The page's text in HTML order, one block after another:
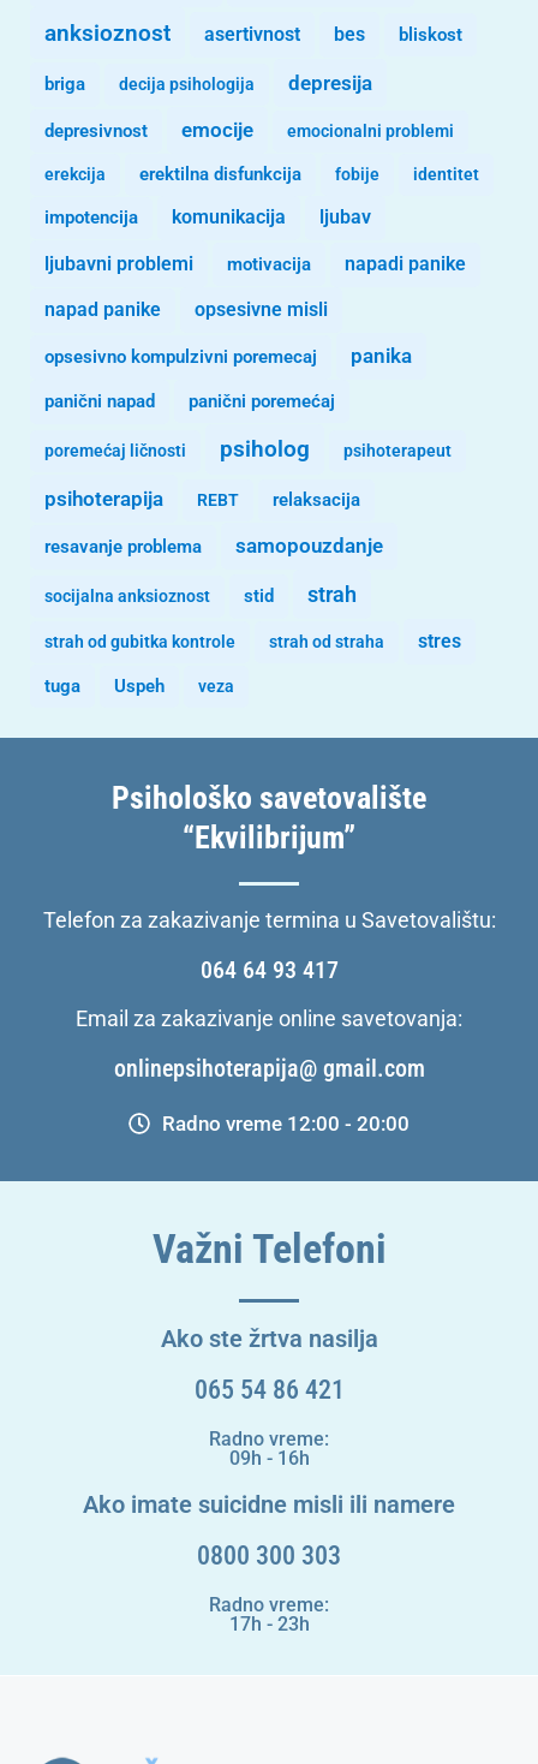
anksioznost asertivnost bes bliskost
briga decija psihologija depresija
depresivnost emocije emocionalni problemi
erekcija erektilna disfunkcija fobije identitet
impotencija komunikacija ljubav
ljubavni problemi motivacija napadi panike
napad panike opsesivne misli
opsesivno kompulzivni poremecaj panika
panični napad panični poremećaj
poremećaj ličnosti psiholog psihoterapeut
psihoterapija REBT relaksacija
resavanje problema samopouzdanje
socijalna anksioznost stid strah
strah od gubitka kontrole strah od straha stres
tuga Uspeh veza
Psihološko savetovalište
“Ekvilibrijum”
Telefon za zakazivanje termina u Savetovalištu:
064 64 93 417
Email za zakazivanje online savetovanja:
onlinepsihoterapija@ gmail.com
Radno vreme 12:00 - 20:00
Važni Telefoni
Ako ste žrtva nasilja
065 54 86 421
Radno vreme:
09h - 16h
Ako imate suicidne misli ili namere
0800 300 303
Radno vreme:
17h - 23h